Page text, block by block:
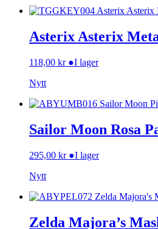
Asterix Asterix
118,00 kr ●I lager
Nytt
Sailor Moon Rosa
295,00 kr ●I lager
Nytt
Zelda Majora’s